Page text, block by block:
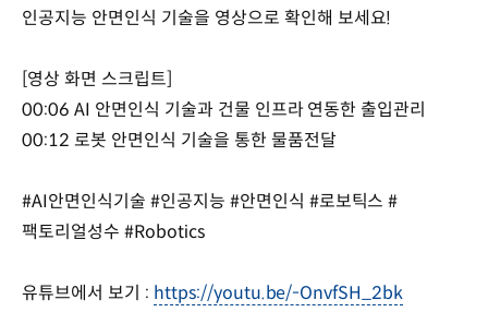
인공지능 안면인식 기술을 영상으로 확인해 보세요!
[영상 화면 스크립트]
00:06 AI 안면인식 기술과 건물 인프라 연동한 출입관리
00:12 로봇 안면인식 기술을 통한 물품전달
#AI안면인식기술 #인공지능 #안면인식 #로보틱스 #
팩토리얼성수 #Robotics
유튜브에서 보기 : https://youtu.be/-OnvfSH_2bk